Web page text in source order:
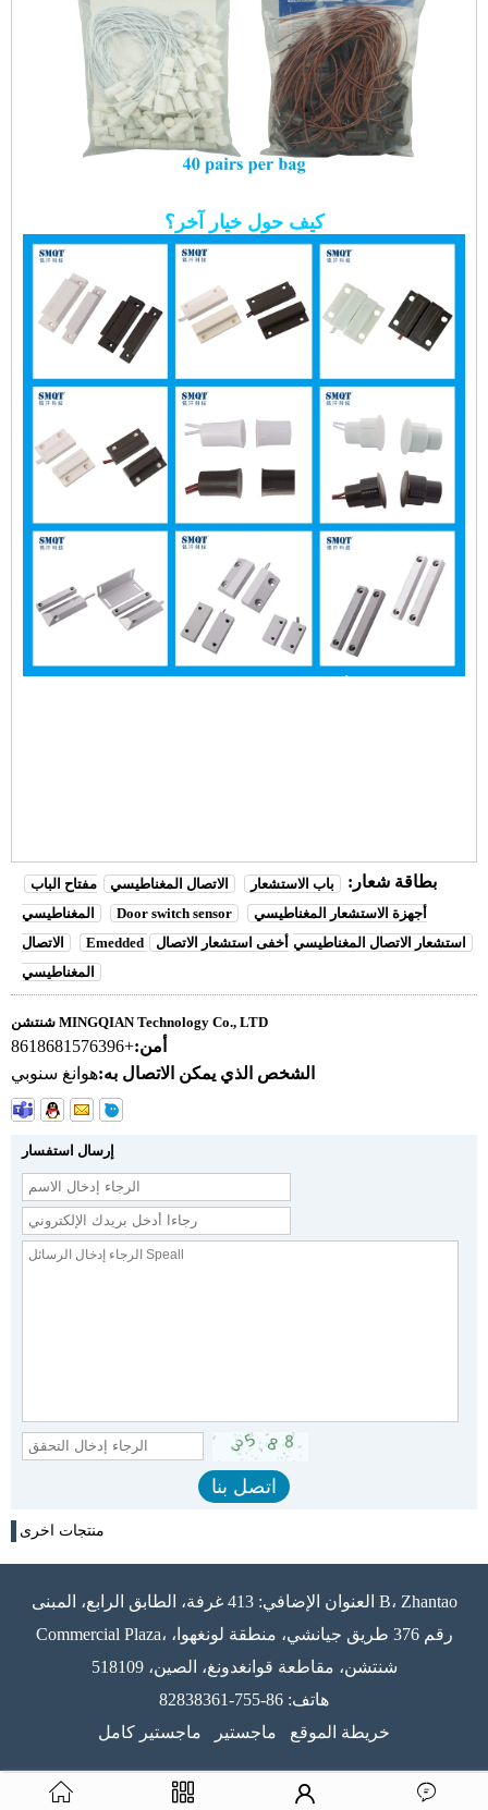
كيف حول خيار آخر؟
بطاقة شعار: باب الاستشعار الاتصال المغناطيسي
مفتاح الباب
المغناطيسي
Door switch sensor
أجهزة الاستشعار المغناطيسي
الاتصال
Emedded استشعار الاتصال المغناطيسي أخفى استشعار الاتصال
المغناطيسي
شنتشن MINGQIAN Technology Co., LTD
أمن:+8618681576396
الشخص الذي يمكن الاتصال به:هوانغ سنوبي
إرسال استفسار
منتجات اخرى
العنوان الإضافي: 413 غرفة، الطابق الرابع، المبنى B، Zhantao
Commercial Plaza، رقم 376 طريق جيانشي، منطقة لونغهوا،
شنتشن، مقاطعة قوانغدونغ، الصين، 518109
هاتف: 86-755-82838361
خريطة الموقع
ماجستير ماجستير كامل